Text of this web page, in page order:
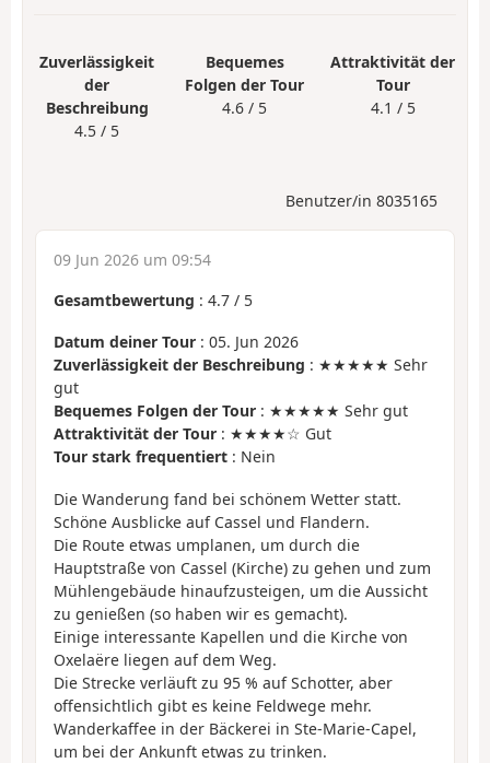
Zuverlässigkeit
der
Beschreibung
4.5 / 5
Bequemes
Folgen der Tour
4.6 / 5
Attraktivität der
Tour
4.1 / 5
Benutzer/in 8035165
09 Jun 2026 um 09:54
Gesamtbewertung : 4.7 / 5
Datum deiner Tour : 05. Jun 2026
Zuverlässigkeit der Beschreibung : ★★★★★ Sehr
gut
Bequemes Folgen der Tour : ★★★★★ Sehr gut
Attraktivität der Tour : ★★★★☆ Gut
Tour stark frequentiert : Nein
Die Wanderung fand bei schönem Wetter statt.
Schöne Ausblicke auf Cassel und Flandern.
Die Route etwas umplanen, um durch die
Hauptstraße von Cassel (Kirche) zu gehen und zum
Mühlengebäude hinaufzusteigen, um die Aussicht
zu genießen (so haben wir es gemacht).
Einige interessante Kapellen und die Kirche von
Oxelaëre liegen auf dem Weg.
Die Strecke verläuft zu 95 % auf Schotter, aber
offensichtlich gibt es keine Feldwege mehr.
Wanderkaffee in der Bäckerei in Ste-Marie-Capel,
um bei der Ankunft etwas zu trinken.